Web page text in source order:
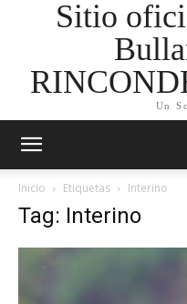
Sitio
Un
Inicio Etiquetas Interino
Tag: Interino